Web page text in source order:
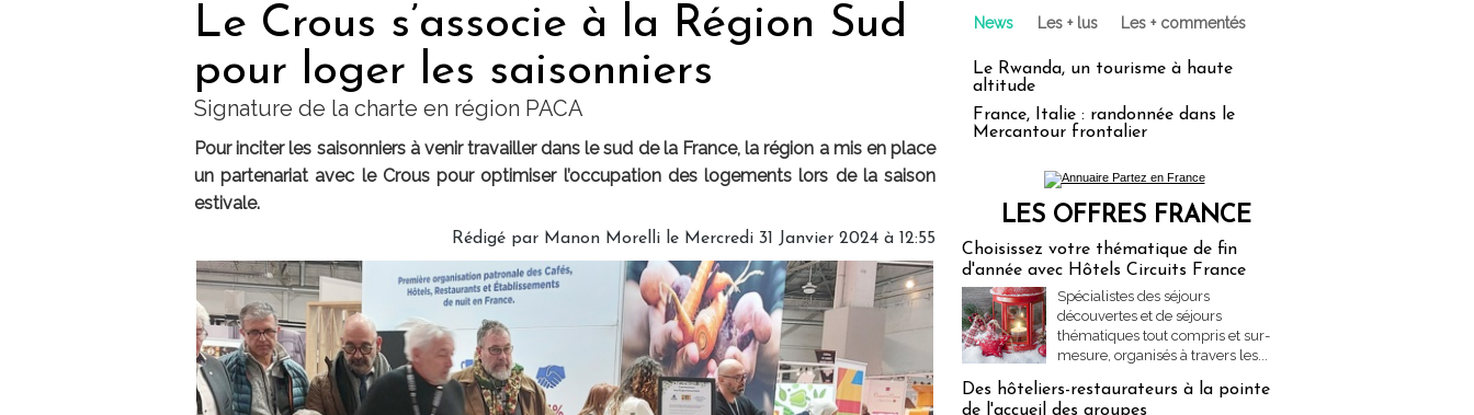
Le Crous s’associe à la Région Sud
pour loger les saisonniers
Signature de la charte en région PACA
Pour inciter les saisonniers à venir travailler dans le sud de la France, la région a mis en place
un partenariat avec le Crous pour optimiser l’occupation des logements lors de la saison
estivale.
Rédigé par Manon Morelli le Mercredi 31 Janvier 2024 à 12:55
News Les + lus Les + commentés
Le Rwanda, un tourisme à haute
altitude
France, Italie : randonnée dans le
Mercantour frontalier
LES OFFRES FRANCE
Choisissez votre thématique de fin
d'année avec Hôtels Circuits France
Spécialistes des séjours
découvertes et de séjours
thématiques tout compris et sur-
mesure, organisés à travers les...
Des hôteliers-restaurateurs à la pointe
de l'accueil des groupes